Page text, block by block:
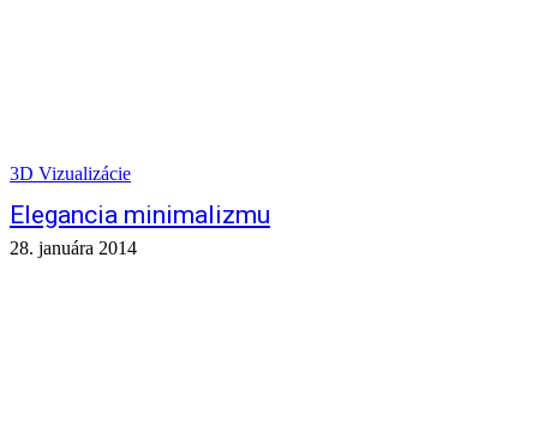
3D Vizualizácie
Elegancia minimalizmu
28. januára 2014